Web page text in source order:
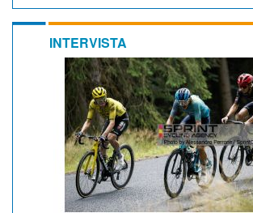
INTERVISTA